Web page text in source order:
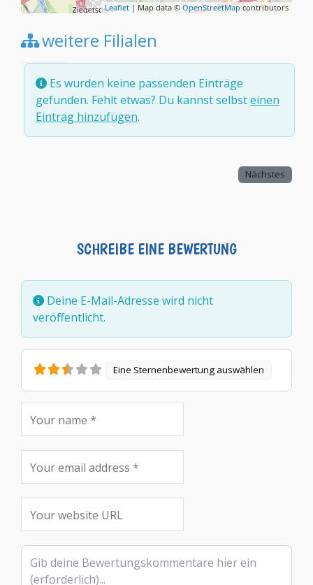
Leaflet| Map data © OpenStreetMapcontributors
weitere Filialen
Es wurden keine passenden Einträge
gefunden. Fehlt etwas? Du kannst selbsteinen
Eintrag hinzufügen.
Nächstes
SCHREIBE EINE BEWERTUNG
Deine E-Mail-Adresse wird nicht
veröffentlicht.
Eine Sternenbewertung auswählen
Rezensionstext